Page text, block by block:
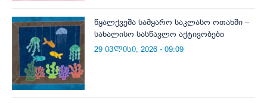
წყალქვეშა სამყარო საკლასო ოთახში –
სახალისო სასწავლო აქტივობები
29 ივლისი, 2026 - 09:09